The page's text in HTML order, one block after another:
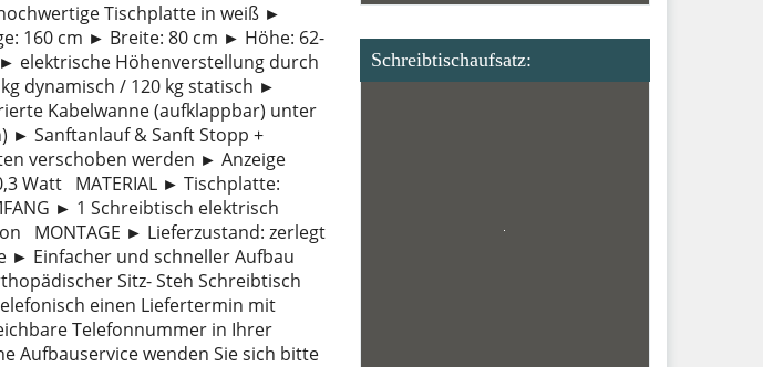
Tischplatte in weiß ►
160 cm ► Breite: 80 cm ► Höhe: 62-
elektrische Höhenverstellung durch
dynamisch / 120 kg statisch ►
Kabelwanne (aufklappbar) unter
► Sanftanlauf & Sanft Stopp +
verschoben werden ► Anzeige
Watt MATERIAL ► Tischplatte:
► 1 Schreibtisch elektrisch
MONTAGE ► Lieferzustand: zerlegt
► Einfacher und schneller Aufbau
Sitz- Steh Schreibtisch
einen Liefertermin mit
Telefonnummer in Ihrer
Aufbauservice wenden Sie sich bitte
Schreibtischaufsatz: